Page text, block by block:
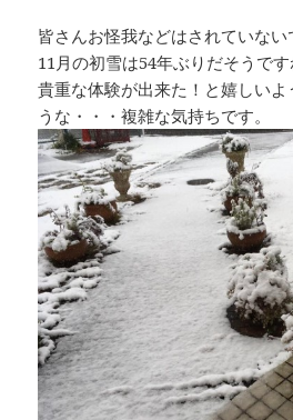
皆さんお怪我などはされていない
11月の初雪は54年ぶりだそうです
貴重な体験が出来た！と嬉しい
うな・・・複雑な気持ちです。